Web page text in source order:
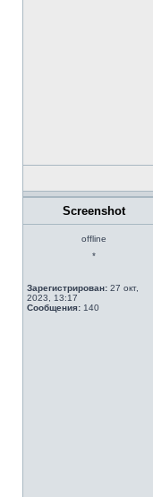
Screenshot
offline
*
Зарегистрирован: 27 окт,
2023, 13:17
Сообщения: 140